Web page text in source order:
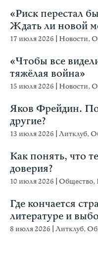
«Риск перестал
Ждать ли новой
17 июля 2026 Новости,
«Чтобы все
тяжёлая война»
15 июля 2026 Новости,
Яков Фрейдин.
другие?
13 июля 2026 Литклуб,
Как понять, что
доверия?
10 июля 2026 Общество,
Где кончается
литературе и
8 июля 2026 Литклуб,